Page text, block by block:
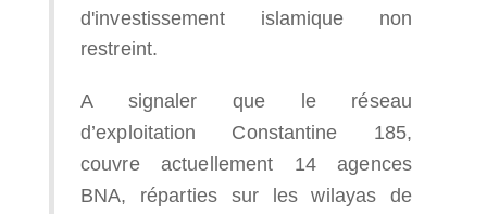
d'investissement islamique non
restreint.
A signaler que le réseau
d’exploitation Constantine 185,
couvre actuellement 14 agences
BNA, réparties sur les wilayas de